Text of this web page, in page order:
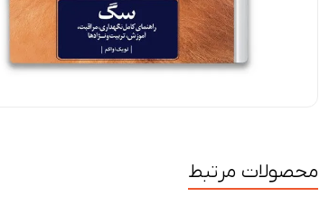
محصولات مرتبط